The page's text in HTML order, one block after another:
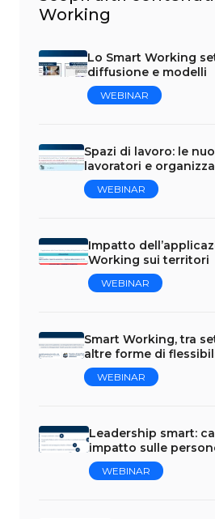
Working
Lo Smart Working
diffusione e modelli
WEBINAR
Spazi di lavoro: le
lavoratori e
WEBINAR
Impatto
Working sui territori
WEBINAR
Smart Working, tra
altre forme di
WEBINAR
Leadership smart:
impatto sulle
WEBINAR